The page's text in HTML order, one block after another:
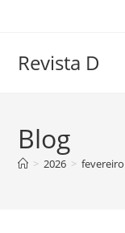
conteúdo
Revista D
Blog
> 2026 > fevereiro